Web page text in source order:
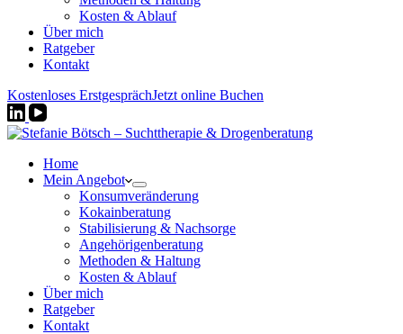
Kosten & Ablauf
Über mich
Ratgeber
Kontakt
Kostenloses ErstgesprächJetzt online Buchen
Home
Mein Angebot
Konsumveränderung
Kokainberatung
Stabilisierung & Nachsorge
Angehörigenberatung
Methoden & Haltung
Kosten & Ablauf
Über mich
Ratgeber
Kontakt